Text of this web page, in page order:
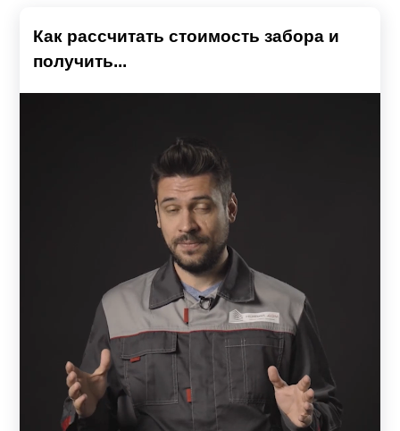
Как рассчитать стоимость забора и
получить...